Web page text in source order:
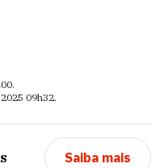
.
09h32.
Saiba mais